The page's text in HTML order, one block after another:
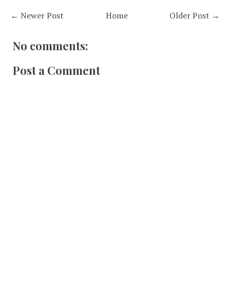
← Newer Post Older Post →
Home
No comments:
Post a Comment